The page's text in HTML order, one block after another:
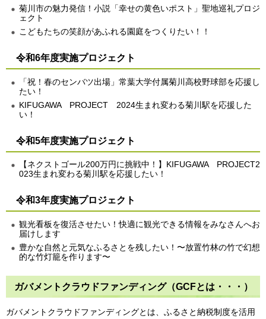
菊川市の魅力発信！小説「幸せの黄色いポスト」聖地巡礼プロジ
ェクト
こどもたちの笑顔があふれる園庭をつくりたい！！
令和6年度実施プロジェクト
「祝！春のセンバツ出場」常葉大学付属菊川高校野球部を応援し
たい！
KIFUGAWA PROJECT 2024生まれ変わる菊川駅を応援した
い！
令和5年度実施プロジェクト
【ネクストゴール200万円に挑戦中！】KIFUGAWA PROJECT2
023生まれ変わる菊川駅を応援したい！
令和3年度実施プロジェクト
観光看板を復活させたい！快適に観光できる情報をみなさんへお
届けします
豊かな自然と元気なふるさとを残したい！〜放置竹林の竹で幻想
的な竹灯籠を作ります〜
ガバメントクラウドファンディング（GCFとは・・・）
ガバメントクラウドファンディングとは、ふるさと納税制度を活用